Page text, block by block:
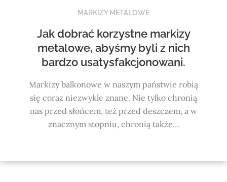
MARKIZY METALOWE
Jak dobrać korzystne markizy
metalowe, abyśmy byli z nich
bardzo usatysfakcjonowani.
Markizy balkonowe w naszym państwie robią
się coraz niezwykle znane. Nie tylko chronią
nas przed słońcem, też przed deszczem, a w
znacznym stopniu, chronią także…